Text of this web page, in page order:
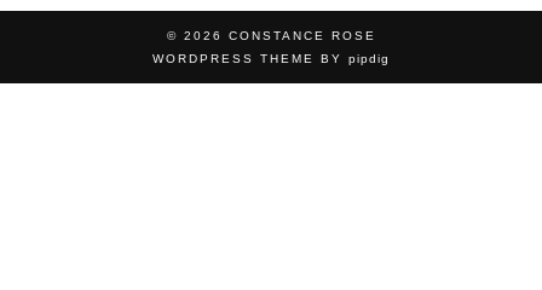
© 2026 CONSTANCE ROSE
WORDPRESS THEME BY pipdig